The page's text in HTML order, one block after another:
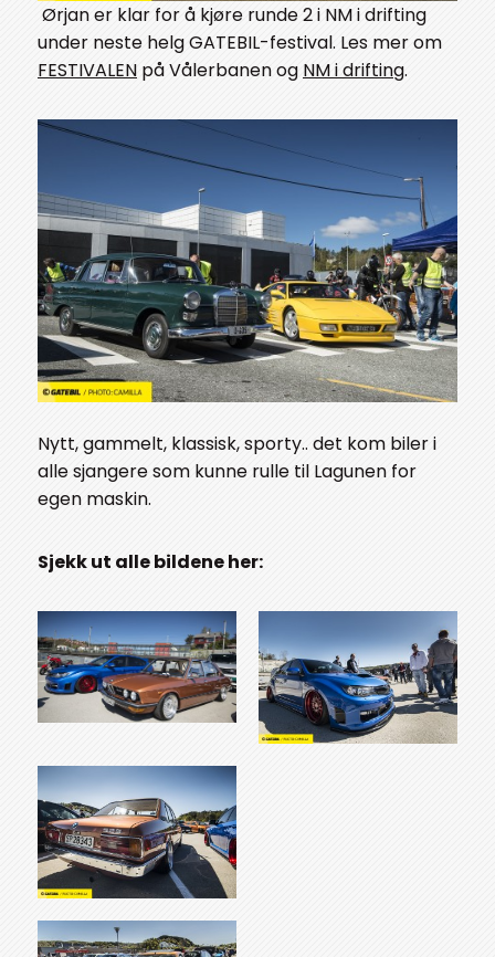
Ørjan er klar for å kjøre runde 2 i NM i drifting
under neste helg GATEBIL-festival. Les mer om
FESTIVALEN på Vålerbanen og NM i drifting.
Nytt, gammelt, klassisk, sporty.. det kom biler i
alle sjangere som kunne rulle til Lagunen for
egen maskin.
Sjekk ut alle bildene her: